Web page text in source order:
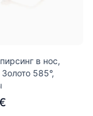
в нос,
585°,